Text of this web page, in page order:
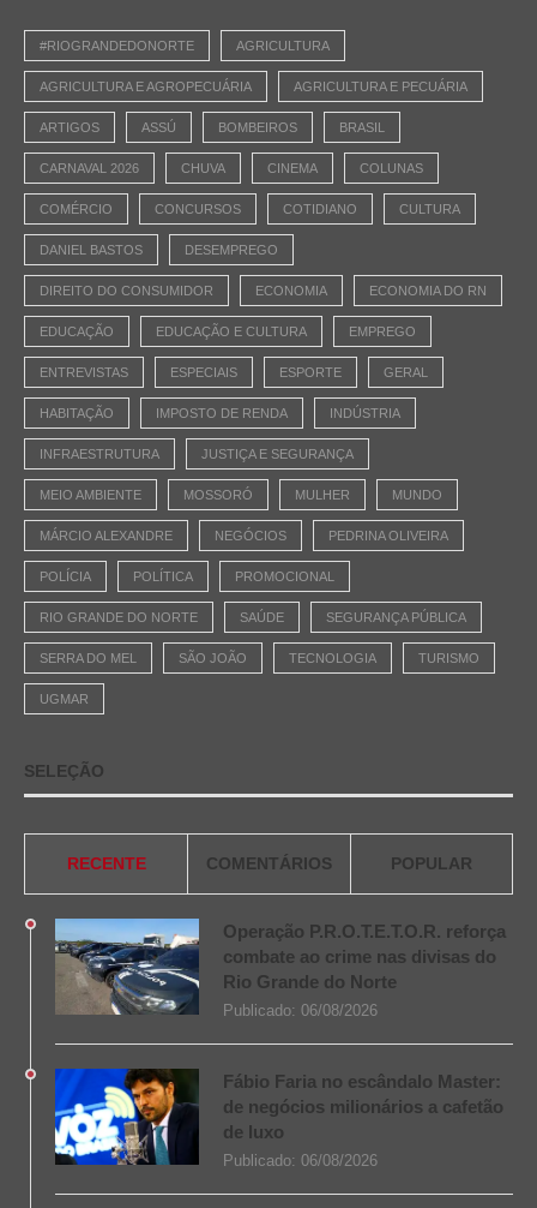
#RIOGRANDEDONORTE AGRICULTURA
AGRICULTURA E AGROPECUÁRIA AGRICULTURA E PECUÁRIA
ARTIGOS ASSÚ BOMBEIROS BRASIL
CARNAVAL 2026 CHUVA CINEMA COLUNAS
COMÉRCIO CONCURSOS COTIDIANO CULTURA
DANIEL BASTOS DESEMPREGO
DIREITO DO CONSUMIDOR ECONOMIA ECONOMIA DO RN
EDUCAÇÃO EDUCAÇÃO E CULTURA EMPREGO
ENTREVISTAS ESPECIAIS ESPORTE GERAL
HABITAÇÃO IMPOSTO DE RENDA INDÚSTRIA
INFRAESTRUTURA JUSTIÇA E SEGURANÇA
MEIO AMBIENTE MOSSORÓ MULHER MUNDO
MÁRCIO ALEXANDRE NEGÓCIOS PEDRINA OLIVEIRA
POLÍCIA POLÍTICA PROMOCIONAL
RIO GRANDE DO NORTE SAÚDE SEGURANÇA PÚBLICA
SERRA DO MEL SÃO JOÃO TECNOLOGIA TURISMO
UGMAR
SELEÇÃO
RECENTE COMENTÁRIOS POPULAR
Operação P.R.O.T.E.T.O.R. reforça
combate ao crime nas divisas do
Rio Grande do Norte
Publicado: 06/08/2026
Fábio Faria no escândalo Master:
de negócios milionários a cafetão
de luxo
Publicado: 06/08/2026